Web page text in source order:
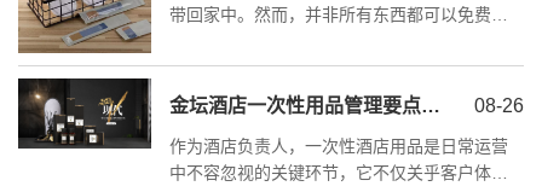
走，有些是需要付费的。这里列举...
作为酒店负责人，一次性酒店用品是日常运营
中不容忽视的关键环节，它不仅关乎客户体
验，更与酒店成本、环保责任紧密相连。